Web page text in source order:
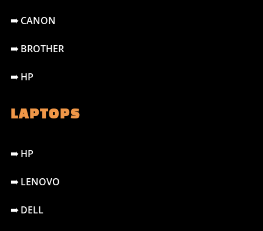
➠ CANON
➠ BROTHER
➠ HP
LAPTOPS
➠ HP
➠ LENOVO
➠ DELL